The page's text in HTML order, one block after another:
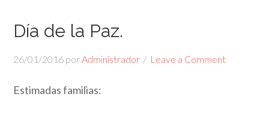
Día de la Paz.
26/01/2016 porAdministrador Leave a Comment
Estimadas familias: